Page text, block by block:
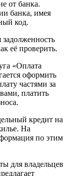
от банка.
банка, имея
код.
её проверить.
«Оплата
оформить
частями за
платить
кредит на
На
по этим
для владельцев